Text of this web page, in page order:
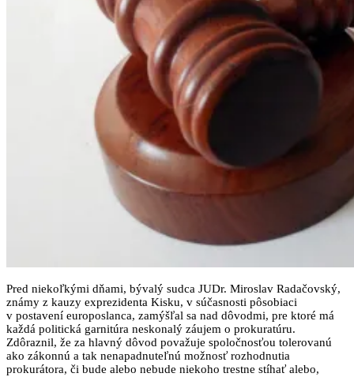
Pred niekoľkými dňami, bývalý sudca JUDr. Miroslav Radačovský,
známy z kauzy exprezidenta Kisku, v súčasnosti pôsobiaci
v postavení europoslanca, zamýšľal sa nad dôvodmi, pre ktoré má
každá politická garnitúra neskonalý záujem o prokuratúru.
Zdôraznil, že za hlavný dôvod považuje spoločnosťou tolerovanú
ako zákonnú a tak nenapadnuteľnú možnosť rozhodnutia
prokurátora, či bude alebo nebude niekoho trestne stíhať alebo,